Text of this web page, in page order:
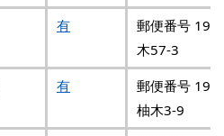
有
郵便番号
木57-3
有
郵便番号
柚木3-9